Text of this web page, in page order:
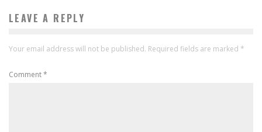
LEAVE A REPLY
Your email address will not be published. Required fields are marked *
Comment*